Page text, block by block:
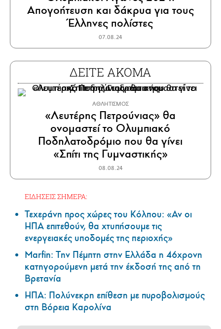
Απογοήτευση και δάκρυα για τους
Έλληνες πολίστες
07.08.24
ΔΕΙΤΕ ΑΚΟΜΑ
ΑΘΛΗΤΙΣΜΟΣ
«Λευτέρης Πετρούνιας» θα
ονομαστεί το Ολυμπιακό
Ποδηλατοδρόμιο που θα γίνει
«Σπίτι της Γυμναστικής»
08.08.24
ΕΙΔΗΣΕΙΣ ΣΗΜΕΡΑ:
Τεχεράνη προς χώρες του Κόλπου: «Αν οι
ΗΠΑ επιτεθούν, θα χτυπήσουμε τις
ενεργειακές υποδομές της περιοχής»
Marfin: Την Πέμπτη στην Ελλάδα η 46χρονη
κατηγορούμενη μετά την έκδοσή της από τη
Βρετανία
ΗΠΑ: Πολύνεκρη επίθεση με πυροβολισμούς
στη Βόρεια Καρολίνα